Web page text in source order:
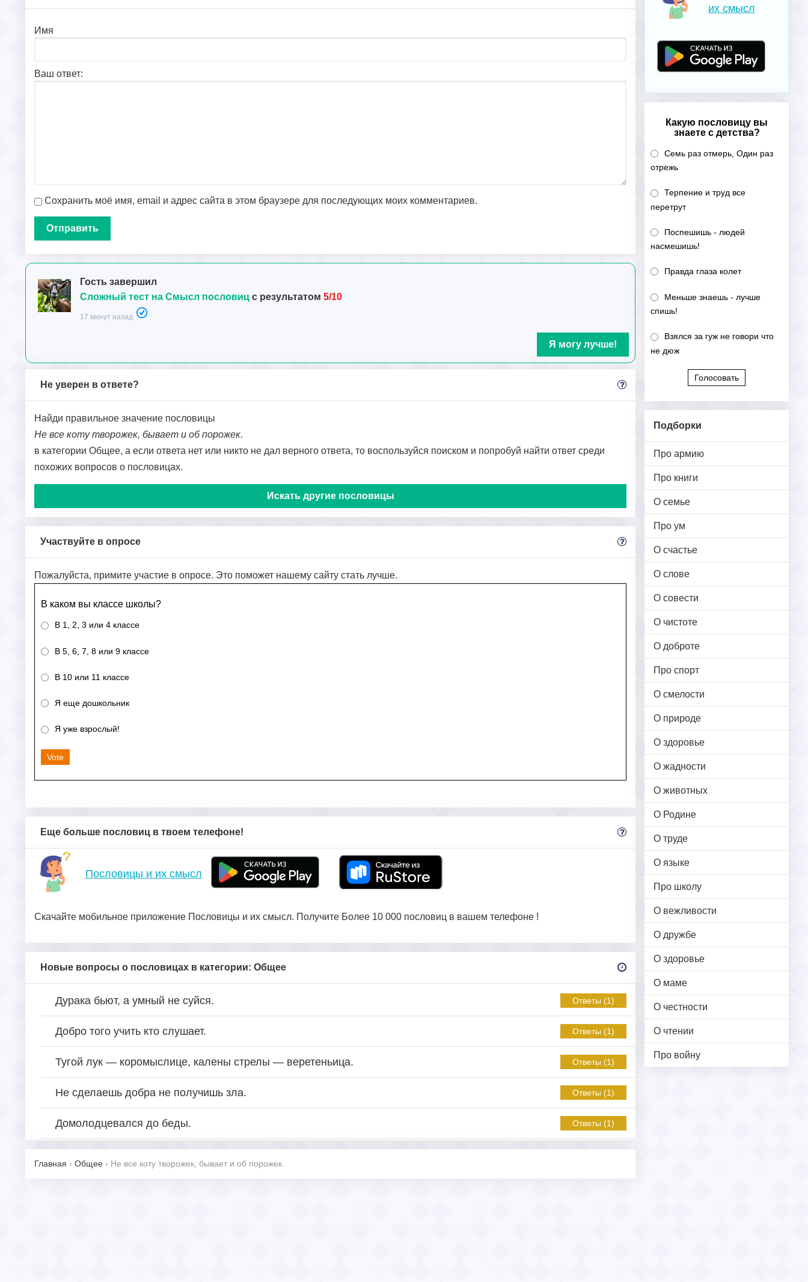
их смысл
Какую пословицу вы
знаете с детства?
Семь раз отмерь, Один раз
отрежь
Терпение и труд все
перетрут
Поспешишь - людей
насмешишь!
Правда глаза колет
Меньше знаешь - лучше
спишь!
Взялся за гуж не говори что
не дюж
Голосовать
Подборки
Про армию
Про книги
О семье
Про ум
О счастье
О слове
О совести
О чистоте
О доброте
Про спорт
О смелости
О природе
О здоровье
О жадности
О животных
О Родине
О труде
О языке
Про школу
О вежливости
О дружбе
О здоровье
О маме
О честности
О чтении
Про войну
Имя
Ваш ответ:
Сохранить моё имя, email и адрес сайта в этом браузере для последующих моих комментариев.
Гость завершил
Сложный тест на Смысл пословиц с результатом 5/10
17 минут назад
Я могу лучше!
Не уверен в ответе?
Найди правильное значение пословицы
Не все коту творожек, бывает и об порожек.
в категории Общее, а если ответа нет или никто не дал верного ответа, то воспользуйся поиском и попробуй найти ответ среди
похожих вопросов о пословицах.
Искать другие пословицы
Участвуйте в опросе
Пожалуйста, примите участие в опросе. Это поможет нашему сайту стать лучше.
В каком вы классе школы?
В 1, 2, 3 или 4 классе
В 5, 6, 7, 8 или 9 классе
В 10 или 11 классе
Я еще дошкольник
Я уже взрослый!
Vote
Еще больше пословиц в твоем телефоне!
Пословицы и их смысл
Скачайте мобильное приложение Пословицы и их смысл. Получите Более 10 000 пословиц в вашем телефоне !
Новые вопросы о пословицах в категории: Общее
Дурака бьют, а умный не суйся. Ответы (1)
Добро того учить кто слушает. Ответы (1)
Тугой лук — коромыслице, калены стрелы — веретеньица. Ответы (1)
Не сделаешь добра не получишь зла. Ответы (1)
Домолодцевался до беды. Ответы (1)
Главная › Общее › Не все коту творожек, бывает и об порожек.